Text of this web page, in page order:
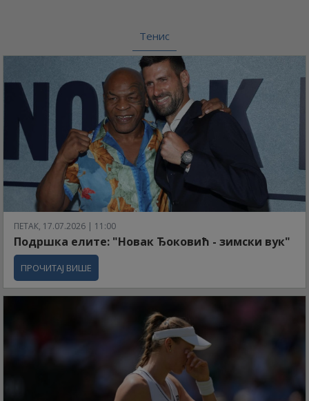
Тенис
ПЕТАК, 17.07.2026 | 11:00
Подршка елите: "Новак Ђоковић - зимски вук"
ПРОЧИТАЈ ВИШЕ